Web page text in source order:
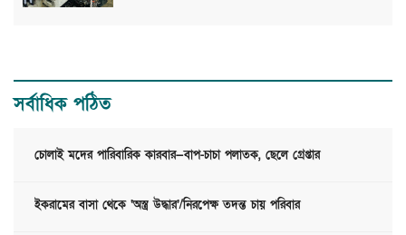
সর্বাধিক পঠিত
চোলাই মদের পারিবারিক কারবার—বাপ-চাচা পলাতক, ছেলে গ্রেপ্তার
ইকরামের বাসা থেকে ‘অস্ত্র উদ্ধার’/নিরপেক্ষ তদন্ত চায় পরিবার